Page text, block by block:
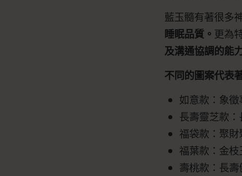
藍玉髓有著很多
睡眠品質。 更為
及溝通協調的能
不同的圖案代表
如意款：象徵
長壽靈芝款
福袋款：聚
福葉款：金
壽桃款：長